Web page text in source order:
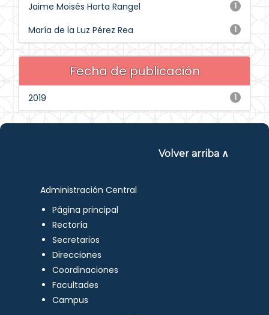
1
Jaime Moisés Horta Rangel
1
María de la Luz Pérez Rea
Fecha de publicación
1
2019
Volver arriba ∧
Administración Central
Página principal
Rectoría
Secretarios
Direcciones
Coordinaciones
Facultades
Campus